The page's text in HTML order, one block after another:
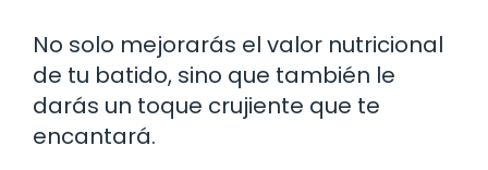
No solo mejorarás el valor nutricional
de tu batido, sino que también le
darás un toque crujiente que te
encantará.